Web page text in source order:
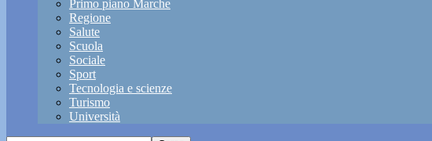
Primo piano Marche
Regione
Salute
Scuola
Sociale
Sport
Tecnologia e scienze
Turismo
Università